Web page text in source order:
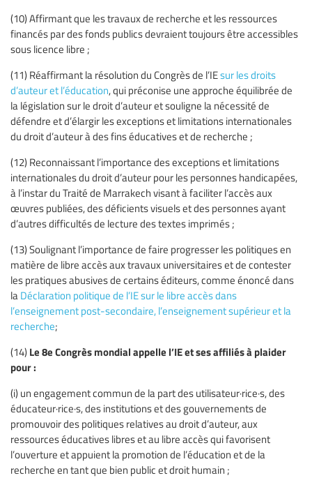
(10) Affirmant que les travaux de recherche et les ressources
financés par des fonds publics devraient toujours être accessibles
sous licence libre ;
(11) Réaffirmant la résolution du Congrès de l’IEsur les droits
d’auteur et l’éducation, qui préconise une approche équilibrée de
la législation sur le droit d’auteur et souligne la nécessité de
défendre et d’élargir les exceptions et limitations internationales
du droit d’auteur à des fins éducatives et de recherche ;
(12) Reconnaissant l’importance des exceptions et limitations
internationales du droit d’auteur pour les personnes handicapées,
à l’instar du Traité de Marrakech visant à faciliter l’accès aux
œuvres publiées, des déficients visuels et des personnes ayant
d’autres difficultés de lecture des textes imprimés ;
(13) Soulignant l’importance de faire progresser les politiques en
matière de libre accès aux travaux universitaires et de contester
les pratiques abusives de certains éditeurs, comme énoncé dans
la Déclaration politique de l’IE sur le libre accès dans
l’enseignement post-secondaire, l’enseignement supérieur et la
recherche;
(14) Le 8e Congrès mondial appelle l’IE et ses affiliés à plaider
pour :
(i) un engagement commun de la part des utilisateur·rice·s, des
éducateur·rice·s, des institutions et des gouvernements de
promouvoir des politiques relatives au droit d’auteur, aux
ressources éducatives libres et au libre accès qui favorisent
l’ouverture et appuient la promotion de l’éducation et de la
recherche en tant que bien public et droit humain ;